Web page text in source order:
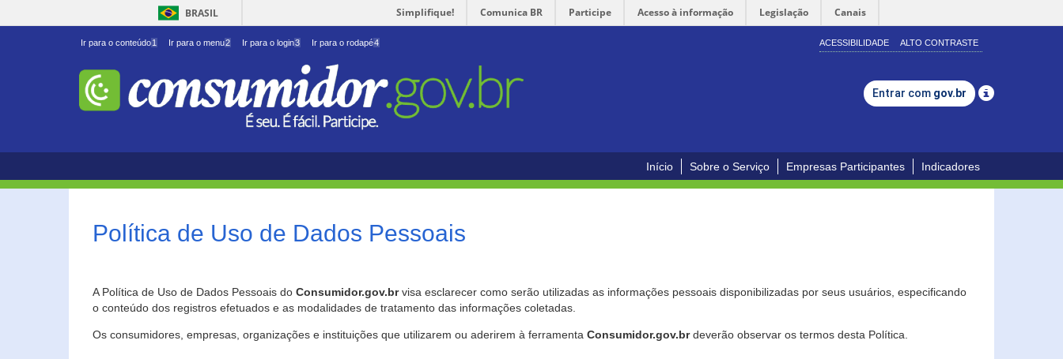
BRASIL Simplifique! Comunica BR Participe Acesso à informação Legislação Canais
Ir para o conteúdo1 Ir para o menu2 Ir para o login3 Ir para o rodapé4 ACESSIBILIDADE ALTO CONTRASTE
Entrar com gov.br
Início Sobre o Serviço Empresas Participantes Indicadores
Política de Uso de Dados Pessoais
A Política de Uso de Dados Pessoais do Consumidor.gov.brvisa esclarecer como serão utilizadas as informações pessoais disponibilizadas por seus usuários, especificando
o conteúdo dos registros efetuados e as modalidades de tratamento das informações coletadas.
Os consumidores, empresas, organizações e instituições que utilizarem ou aderirem à ferramenta Consumidor.gov.brdeverão observar os termos desta Política.